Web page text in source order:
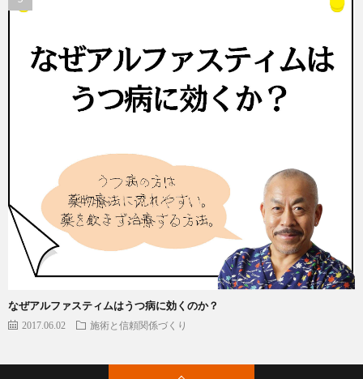
なぜアルファスティムはうつ病に効くのか？
2017.06.02 施術と信頼関係づくり